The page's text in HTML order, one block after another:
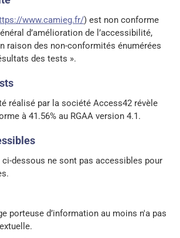
www.camieg.fr/) est non conforme
d’amélioration de l’accessibilité,
raison des non-conformités énumérées
des tests ».
réalisé par la société Access42 révèle
à 41.56% au RGAA version 4.1.
dessous ne sont pas accessibles pour
porteuse d’information au moins n'a pas